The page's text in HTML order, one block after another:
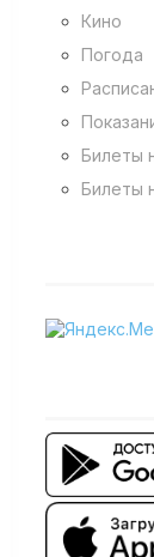
Кино
Погода
Билеты
Билеты